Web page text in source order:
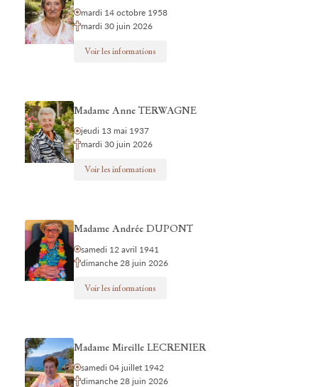
mardi 14 octobre 1958
mardi 30 juin 2026
Voir les informations
Madame Anne TERWAGNE
jeudi 13 mai 1937
mardi 30 juin 2026
Voir les informations
Madame Andrée DUPONT
samedi 12 avril 1941
dimanche 28 juin 2026
Voir les informations
Madame Mireille LECRENIER
samedi 04 juillet 1942
dimanche 28 juin 2026